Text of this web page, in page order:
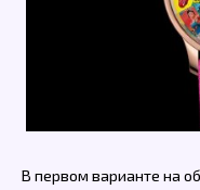
В первом варианте на